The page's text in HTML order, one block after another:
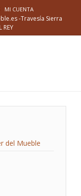
MI CUENTA
-Travesía Sierra
REY
del Mueble